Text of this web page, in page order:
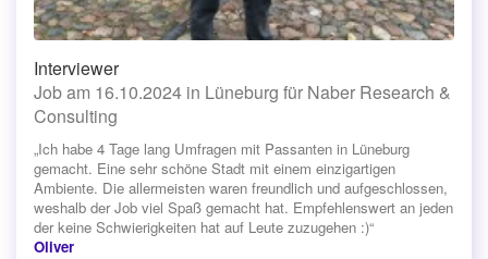
Interviewer
Job am 16.10.2024 in Lüneburg für Naber Research &
Consulting
„Ich habe 4 Tage lang Umfragen mit Passanten in Lüneburg
gemacht. Eine sehr schöne Stadt mit einem einzigartigen
Ambiente. Die allermeisten waren freundlich und aufgeschlossen,
weshalb der Job viel Spaß gemacht hat. Empfehlenswert an jeden
der keine Schwierigkeiten hat auf Leute zuzugehen :)“
Oliver